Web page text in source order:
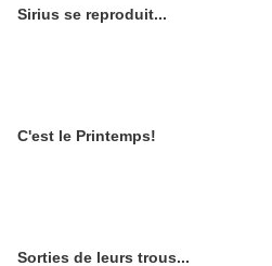
Sirius se reproduit...
C'est le Printemps!
Sorties de leurs trous...